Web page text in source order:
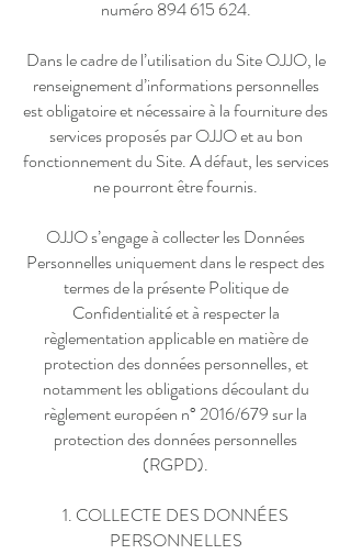
numéro 894 615 624.
Dans le cadre de l’utilisation du Site OJJO, le
renseignement d’informations personnelles
est obligatoire et nécessaire à la fourniture des
services proposés par OJJO et au bon
fonctionnement du Site. A défaut, les services
ne pourront être fournis.
OJJO s’engage à collecter les Données
Personnelles uniquement dans le respect des
termes de la présente Politique de
Confidentialité et à respecter la
règlementation applicable en matière de
protection des données personnelles, et
notamment les obligations découlant du
règlement européen n° 2016/679 sur la
protection des données personnelles
(RGPD).
1. COLLECTE DES DONNÉES
PERSONNELLES